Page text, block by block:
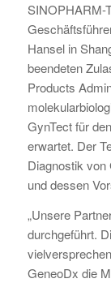
SINOPHARM-
Hansel in
beendeten
Products
GynTect für
erwartet. Der
Diagnostik
und dessen
„Unsere
durchgeführt.
GeneoDx die